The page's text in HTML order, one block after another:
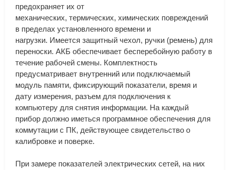
предохраняет их от
механических, термических, химических повреждений
в пределах установленного времени и
нагрузки. Имеется защитный чехол, ручки (ремень) для
переноски. АКБ обеспечивает бесперебойную работу в
течение рабочей смены. Комплектность
предусматривает внутренний или подключаемый
модуль памяти, фиксирующий показатели, время и
дату измерения, разъем для подключения к
компьютеру для снятия информации. На каждый
прибор должно иметься программное обеспечения для
коммутации с ПК, действующее свидетельство о
калибровке и поверке.
При замере показателей электрических сетей, на них